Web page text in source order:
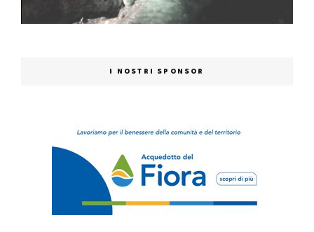
I NOSTRI SPONSOR